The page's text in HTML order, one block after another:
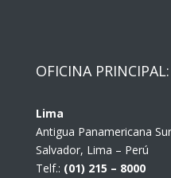
OFICINA PRINCIPAL:
Lima
Antigua Panamericana
Salvador, Lima – Perú
Telf.: (01) 215 – 8000